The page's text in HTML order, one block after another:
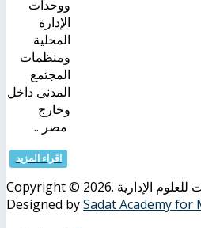
ووحدات
الإدارة
المحلية
ومنظمات
المجتمع
المدنى داخل
وخارج
مصر ..
اقراء المزيد
Copyright © 2026. أكاديمية السادات للعلوم الإدارية.
Designed bySadat Academy for